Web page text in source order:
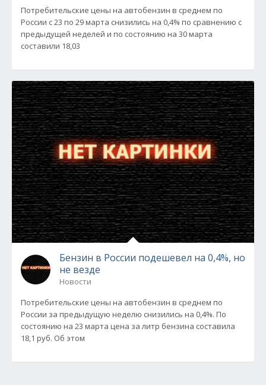
Потребительские цены на автобензин в среднем по
России с 23 по 29 марта снизились на 0,4% по сравнению с
предыдущей неделей и по состоянию на 30 марта
составили 18,03
Бензин в России подешевел на 0,4%, но
не везде
Новости
Потребительские цены на автобензин в среднем по
России за предыдущую неделю снизились на 0,4%. По
состоянию на 23 марта цена за литр бензина составила
18,1 руб. Об этом